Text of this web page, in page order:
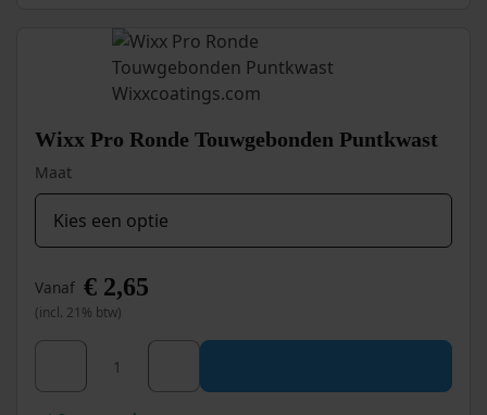
op
de
productpagina
Wixx Pro Ronde Touwgebonden Puntkwast
Maat
Vanaf € 2,65
(incl. 21% btw)
Wixx Pro Ronde Touwgebonden Puntkwast aantal
Dit
heeft